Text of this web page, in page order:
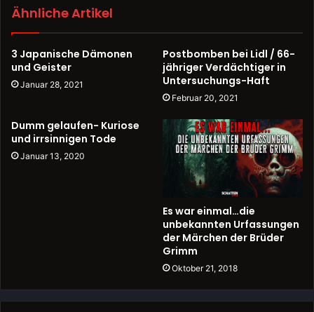
Ähnliche Artikel
3 Japanische Dämonen
und Geister
Januar 28, 2021
Postbomben bei Lidl / 66-
jähriger Verdächtiger in
Untersuchungs-Haft
Februar 20, 2021
Dumm gelaufen- Kuriose
und irrsinnigen Tode
Januar 13, 2020
Es war einmal…die
unbekannten Urfassungen
der Märchen der Brüder
Grimm
Oktober 21, 2018